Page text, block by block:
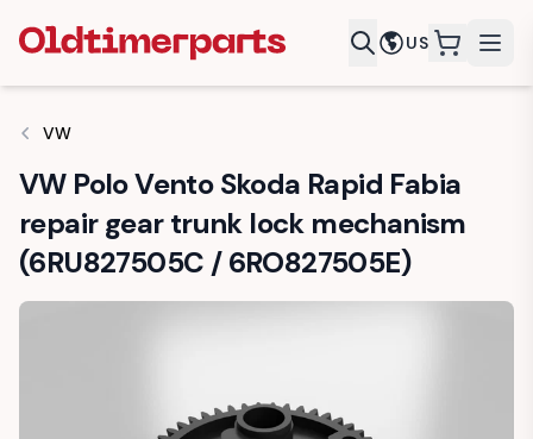
US
VW
VW Polo Vento Skoda Rapid Fabia
repair gear trunk lock mechanism
(6RU827505C / 6RO827505E)